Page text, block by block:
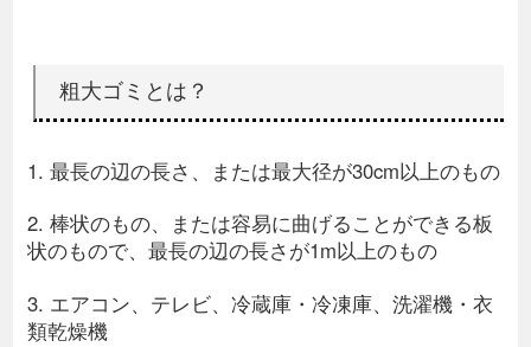
粗大ゴミとは？
1. 最長の辺の長さ、または最大径が30cm以上のもの
2. 棒状のもの、または容易に曲げることができる板
状のもので、最長の辺の長さが1m以上のもの
3. エアコン、テレビ、冷蔵庫・冷凍庫、洗濯機・衣
類乾燥機